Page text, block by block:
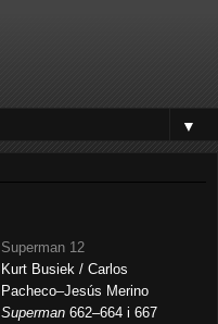
▼
Superman 12
Kurt Busiek / Carlos
Pacheco–Jesús Merino
Superman 662–664 i 667